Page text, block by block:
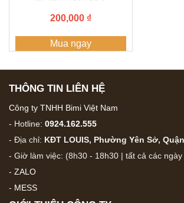
200,000 ₫
Mua ngay
THÔNG TIN LIÊN HỆ
Công ty TNHH Bimi Việt Nam
- Hotline: 0924.162.555
- Địa chỉ: KĐT LOUIS, Phường Yên Sở,
- Giờ làm việc: (8h30 - 18h30 | tất cả các
- ZALO
- MESS